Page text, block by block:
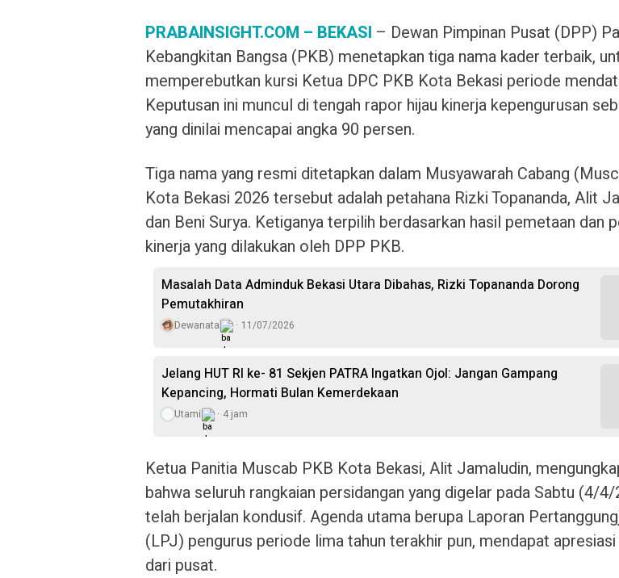
PRABAINSIGHT.COM – BEKASI – Dewan Pimpinan Pusat (DPP)
Kebangkitan Bangsa (PKB) menetapkan tiga nama kader terbaik,
memperebutkan kursi Ketua DPC PKB Kota Bekasi periode
Keputusan ini muncul di tengah rapor hijau kinerja kepengurusan
yang dinilai mencapai angka 90 persen.
Tiga nama yang resmi ditetapkan dalam Musyawarah Cabang
Kota Bekasi 2026 tersebut adalah petahana Rizki Topananda, Alit
dan Beni Surya. Ketiganya terpilih berdasarkan hasil pemetaan dan
kinerja yang dilakukan oleh DPP PKB.
Masalah Data Adminduk Bekasi Utara Dibahas, Rizki Topananda Dorong
Pemutakhiran
Dewanata 11/07/2026
Jelang HUT RI ke- 81 Sekjen PATRA Ingatkan Ojol: Jangan Gampang
Kepancing, Hormati Bulan Kemerdekaan
Utami 4 jam
Ketua Panitia Muscab PKB Kota Bekasi, Alit Jamaludin,
bahwa seluruh rangkaian persidangan yang digelar pada Sabtu (4/
telah berjalan kondusif. Agenda utama berupa Laporan
(LPJ) pengurus periode lima tahun terakhir pun, mendapat
dari pusat.